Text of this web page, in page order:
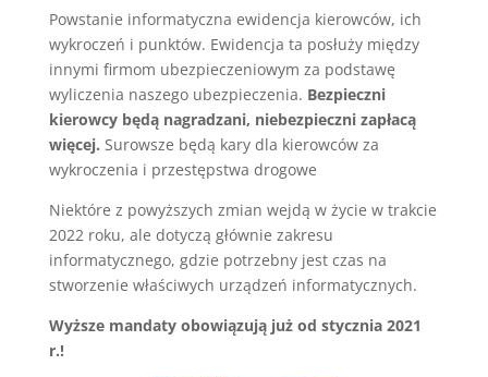
Powstanie informatyczna ewidencja kierowców, ich
wykroczeń i punktów. Ewidencja ta posłuży między
innymi firmom ubezpieczeniowym za podstawę
wyliczenia naszego ubezpieczenia. Bezpieczni
kierowcy będą nagradzani, niebezpieczni zapłacą
więcej. Surowsze będą kary dla kierowców za
wykroczenia i przestępstwa drogowe
Niektóre z powyższych zmian wejdą w życie w trakcie
2022 roku, ale dotyczą głównie zakresu
informatycznego, gdzie potrzebny jest czas na
stworzenie właściwych urządzeń informatycznych.
Wyższe mandaty obowiązują już od stycznia 2021
r.!